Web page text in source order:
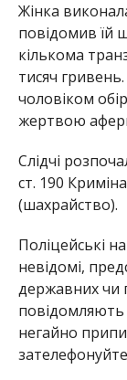
Жінка
повідомив їй
кількома
тисяч гривень.
чоловіком
жертвою
Слідчі
ст. 190
(шахрайство).
Поліцейські
невідомі,
державних чи
негайно